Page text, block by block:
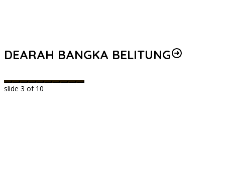
DEARAH BANGKA BELITUNG
slide 3 of 10